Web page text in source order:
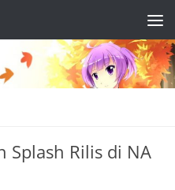
Splash Rilis di NA